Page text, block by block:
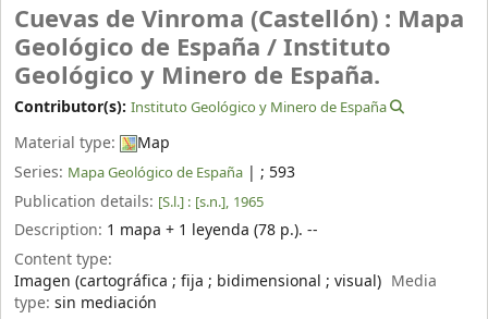
Cuevas de Vinroma (Castellón) : Mapa
Geológico de España /Instituto
Geológico y Minero de España.
Contributor(s): Instituto Geológico y Minero de España
Material type:
Map
Series: Mapa Geológico de España | ; 593
Publication details: [S.l.] : [s.n.], 1965
Description: 1 mapa + 1 leyenda (78 p.). --
Content type:
Imagen (cartográfica ; fija ; bidimensional ; visual) Media
type: sin mediación